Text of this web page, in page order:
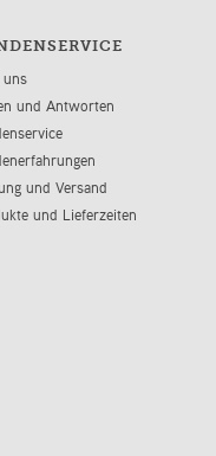
uns
und Antworten
und Versand
und Lieferzeiten